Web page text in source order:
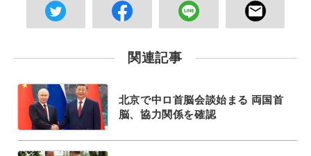
関連記事
北京で中ロ首脳会談始まる 両国首
脳、協力関係を確認